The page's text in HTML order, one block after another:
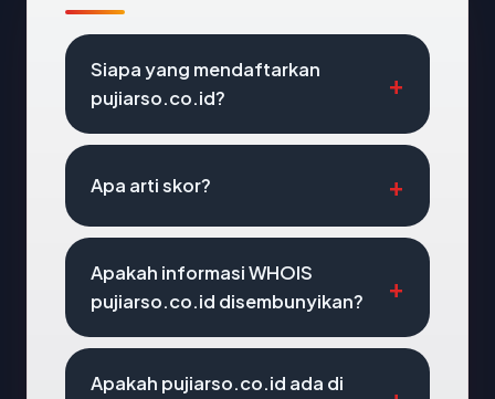
Siapa yang mendaftarkan
pujiarso.co.id?
Apa arti skor?
Apakah informasi WHOIS
pujiarso.co.id disembunyikan?
Apakah pujiarso.co.id ada di